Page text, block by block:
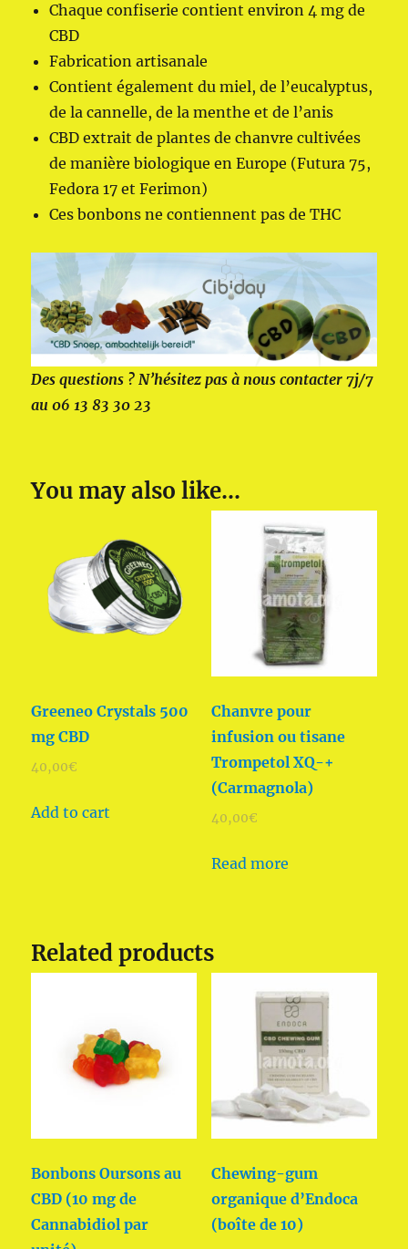
Chaque confiserie contient environ 4 mg de
CBD
Fabrication artisanale
Contient également du miel, de l’eucalyptus,
de la cannelle, de la menthe et de l’anis
CBD extrait de plantes de chanvre cultivées
de manière biologique en Europe (Futura 75,
Fedora 17 et Ferimon)
Ces bonbons ne contiennent pas de THC
Des questions ? N’hésitez pas à nous contacter 7j/7
au 06 13 83 30 23
You may also like…
Greeneo Crystals 500
mg CBD
40,00€
Add to cart
Chanvre pour
infusion ou tisane
Trompetol XQ-+
(Carmagnola)
40,00€
Read more
Related products
Bonbons Oursons au
CBD (10 mg de
Cannabidiol par
Chewing-gum
organique d’Endoca
(boîte de 10)